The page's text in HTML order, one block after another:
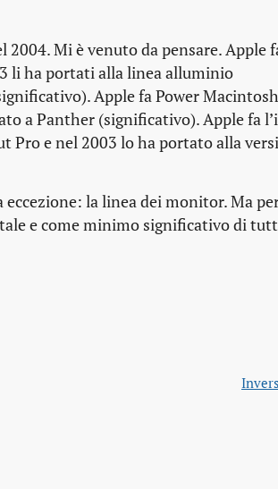
Mi è venuto da pensare. Apple
li ha portati alla linea alluminio
Apple fa Power
a Panther (significativo). Apple fa
Pro e nel 2003 lo ha portato alla
eccezione: la linea dei monitor. Ma
e come minimo significativo di